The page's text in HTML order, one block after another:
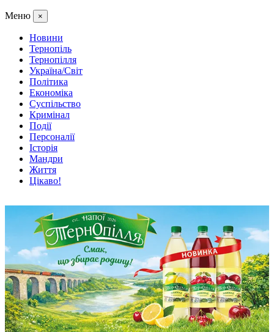
Меню ×
Новини
Тернопіль
Тернопілля
Україна/Світ
Політика
Економіка
Суспільство
Кримінал
Події
Персоналії
Історія
Мандри
Життя
Цікаво!